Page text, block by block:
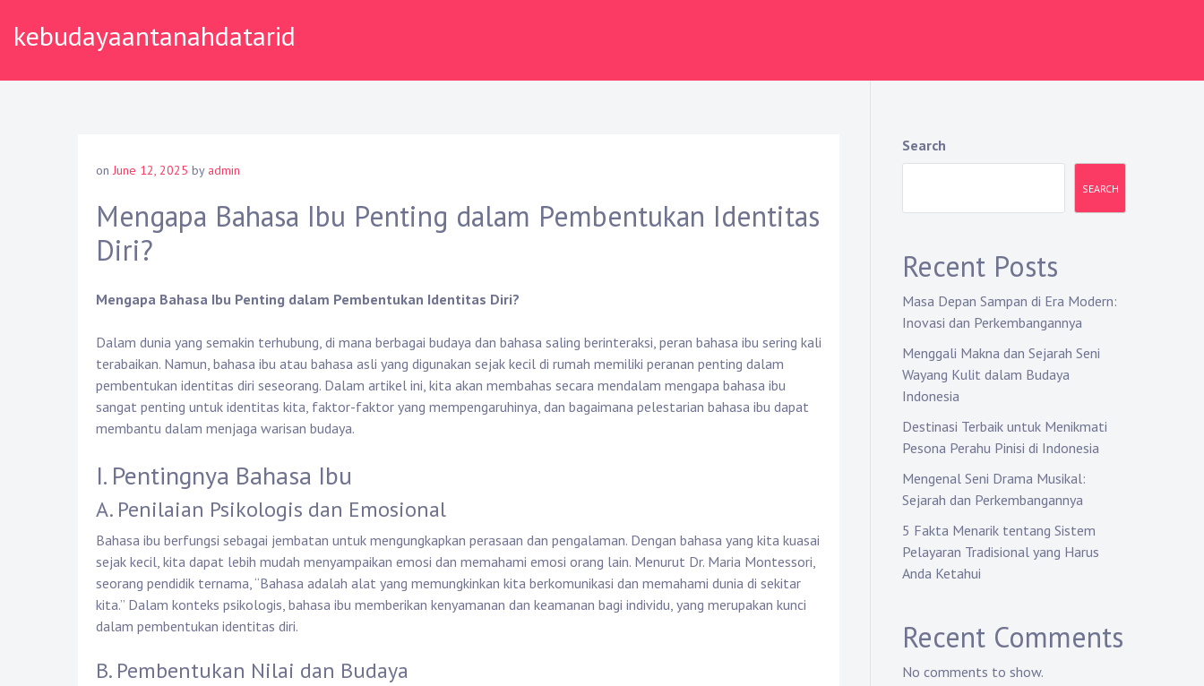
kebudayaantanahdatarid
on June 12, 2025 by admin
Mengapa Bahasa Ibu Penting dalam Pembentukan Identitas
Diri?
Mengapa Bahasa Ibu Penting dalam Pembentukan Identitas Diri?
Dalam dunia yang semakin terhubung, di mana berbagai budaya dan bahasa saling berinteraksi, peran bahasa ibu sering kali
terabaikan. Namun, bahasa ibu atau bahasa asli yang digunakan sejak kecil di rumah memiliki peranan penting dalam
pembentukan identitas diri seseorang. Dalam artikel ini, kita akan membahas secara mendalam mengapa bahasa ibu
sangat penting untuk identitas kita, faktor-faktor yang mempengaruhinya, dan bagaimana pelestarian bahasa ibu dapat
membantu dalam menjaga warisan budaya.
I. Pentingnya Bahasa Ibu
A. Penilaian Psikologis dan Emosional
Bahasa ibu berfungsi sebagai jembatan untuk mengungkapkan perasaan dan pengalaman. Dengan bahasa yang kita kuasai
sejak kecil, kita dapat lebih mudah menyampaikan emosi dan memahami emosi orang lain. Menurut Dr. Maria Montessori,
seorang pendidik ternama, “Bahasa adalah alat yang memungkinkan kita berkomunikasi dan memahami dunia di sekitar
kita.” Dalam konteks psikologis, bahasa ibu memberikan kenyamanan dan keamanan bagi individu, yang merupakan kunci
dalam pembentukan identitas diri.
B. Pembentukan Nilai dan Budaya
Search
SEARCH
Recent Posts
Masa Depan Sampan di Era Modern:
Inovasi dan Perkembangannya
Menggali Makna dan Sejarah Seni
Wayang Kulit dalam Budaya
Indonesia
Destinasi Terbaik untuk Menikmati
Pesona Perahu Pinisi di Indonesia
Mengenal Seni Drama Musikal:
Sejarah dan Perkembangannya
5 Fakta Menarik tentang Sistem
Pelayaran Tradisional yang Harus
Anda Ketahui
Recent Comments
No comments to show.